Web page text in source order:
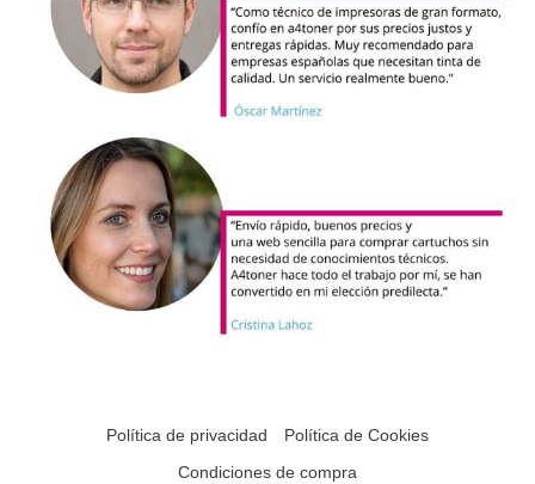
Política de privacidad
Política de Cookies
Condiciones de compra